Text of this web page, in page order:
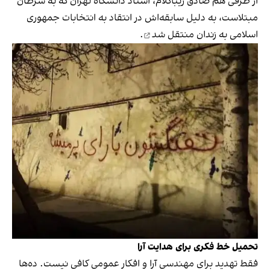
مبتلاست، به دلیل سابقه‌اش در انتقاد به انتخابات جمهوری
اسلامی به زندان منتقل شد .
تحمیل خط فکری برای هدایت آرا
فقط تهدید برای مهندسی آرا و افکار عمومی کافی نیست. ده‌ها